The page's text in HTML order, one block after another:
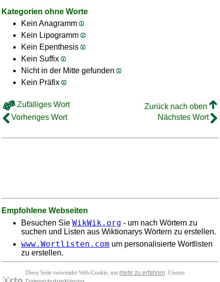
Kategorien ohne Worte
Kein Anagramm
Kein Lipogramm
Kein Epenthesis
Kein Suffix
Nicht in der Mitte gefunden
Kein Präfix
Zufälliges Wort
Zurück nach oben
Vorheriges Wort
Nächstes Wort
Empfohlene Webseiten
Besuchen Sie WikWik.org - um nach Wörtern zu
suchen und Listen aus Wiktionarys Wörtern zu erstellen.
www.Wortlisten.com um personalisierte Wortlisten
zu erstellen.
Diese Seite verwendet Web-Cookie, um mehr zu erfahren. Unsere